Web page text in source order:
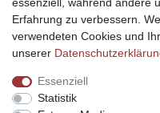
Service
Zahlungsarten
Lieferung und Abholung
Unternehmen
Über uns
Erfahrung zu verbessern.
verwendeten Cookies und
unserer
Essenziell
Statistik